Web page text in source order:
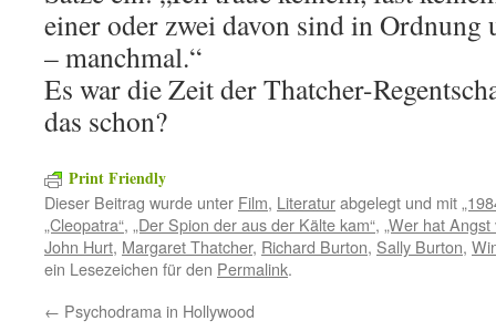
einer oder zwei davon sind in Ordnung
– manchmal.“
Es war die Zeit der Thatcher-
das schon?
Print Friendly
Dieser Beitrag wurde unter Film, Literaturabgelegt und mit
„Cleopatra“, „Der Spion der aus der Kälte kam“, „Wer hat
John Hurt, Margaret Thatcher, Richard Burton, Sally Burton,
ein Lesezeichen für den Permalink.
← Psychodrama in Hollywood